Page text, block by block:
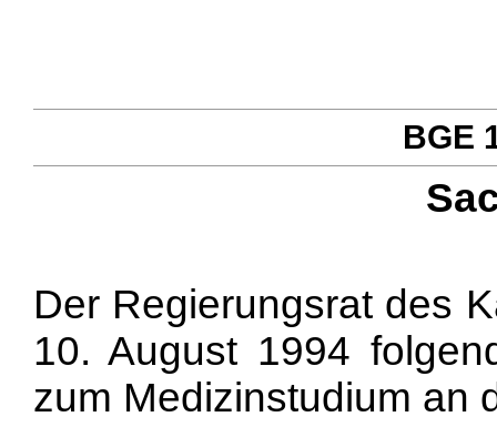
BGE
Der Regierungsrat des
10. August 1994
zum Medizinstudium an